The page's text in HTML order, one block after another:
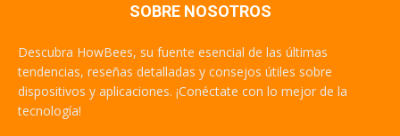
SOBRE NOSOTROS
Descubra HowBees, su fuente esencial de las últimas
tendencias, reseñas detalladas y consejos útiles sobre
dispositivos y aplicaciones. ¡Conéctate con lo mejor de la
tecnología!